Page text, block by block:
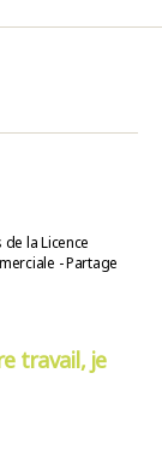
la Licence
- Partage
travail, je